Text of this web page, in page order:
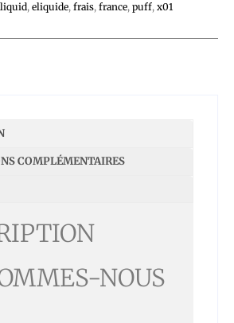
, eliquide, frais, france, puff, x01
COMPLÉMENTAIRES
NOUS